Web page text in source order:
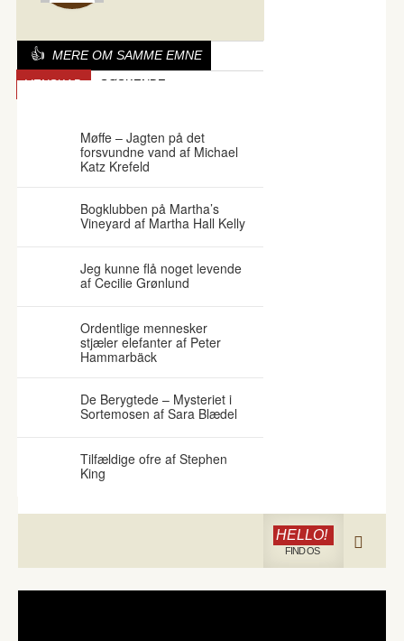
MERE OM SAMME EMNE
VENSKAB SØSKENDE
Møffe – Jagten på det
forsvundne vand af Michael
Katz Krefeld
Bogklubben på Martha’s
Vineyard af Martha Hall Kelly
Jeg kunne flå noget levende
af Cecilie Grønlund
Ordentlige mennesker
stjæler elefanter af Peter
Hammarbäck
De Berygtede – Mysteriet i
Sortemosen af Sara Blædel
Tilfældige ofre af Stephen
King
HELLO!
FIND OS